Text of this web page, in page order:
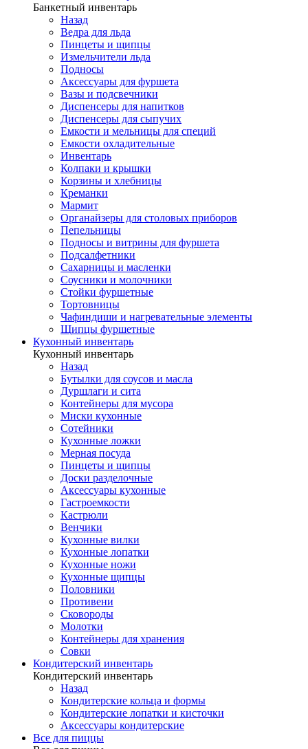
Банкетный инвентарь
Назад
Ведра для льда
Пинцеты и щипцы
Измельчители льда
Подносы
Аксессуары для фуршета
Вазы и подсвечники
Диспенсеры для напитков
Диспенсеры для сыпучих
Емкости и мельницы для специй
Емкости охладительные
Инвентарь
Колпаки и крышки
Корзины и хлебницы
Креманки
Мармит
Органайзеры для столовых приборов
Пепельницы
Подносы и витрины для фуршета
Подсалфетники
Сахарницы и масленки
Соусники и молочники
Стойки фуршетные
Тортовницы
Чафиндиши и нагревательные элементы
Щипцы фуршетные
Кухонный инвентарь
Кухонный инвентарь
Назад
Бутылки для соусов и масла
Дуршлаги и сита
Контейнеры для мусора
Миски кухонные
Сотейники
Кухонные ложки
Мерная посуда
Пинцеты и щипцы
Доски разделочные
Аксессуары кухонные
Гастроемкости
Кастрюли
Венчики
Кухонные вилки
Кухонные лопатки
Кухонные ножи
Кухонные щипцы
Половники
Противени
Сковороды
Молотки
Контейнеры для хранения
Совки
Кондитерский инвентарь
Кондитерский инвентарь
Назад
Кондитерские кольца и формы
Кондитерские лопатки и кисточки
Аксессуары кондитерские
Все для пиццы